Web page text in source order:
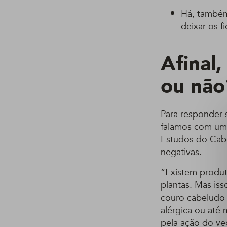
Há,
deixar os
Afinal,
ou
Para
falamos com
Estudos do
negativas.
“Existem
plantas. Mas
couro cabeludo
alérgica ou até
pela ação do